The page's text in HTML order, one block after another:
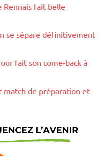
Rennais fait belle
se sépare définitivement
fait son come-back à
match de préparation et